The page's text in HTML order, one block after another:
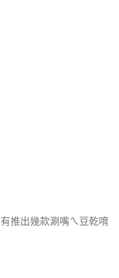
推出幾款涮嘴ㄟ豆乾唷